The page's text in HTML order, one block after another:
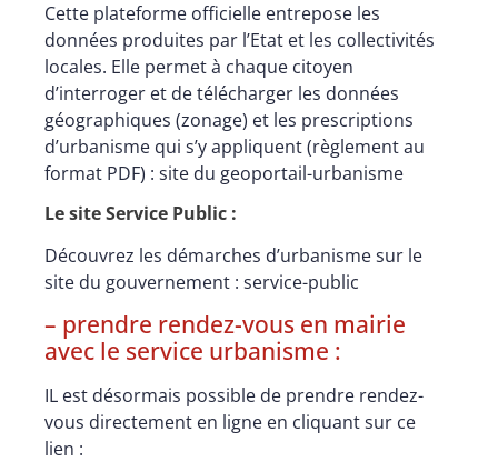
Cette plateforme officielle entrepose les
données produites par l’Etat et les collectivités
locales. Elle permet à chaque citoyen
d’interroger et de télécharger les données
géographiques (zonage) et les prescriptions
d’urbanisme qui s’y appliquent (règlement au
format PDF) : site du geoportail-urbanisme
Le site Service Public :
Découvrez les démarches d’urbanisme sur le
site du gouvernement : service-public
– prendre rendez-vous en mairie
avec le service urbanisme :
IL est désormais possible de prendre rendez-
vous directement en ligne en cliquant sur ce
lien :